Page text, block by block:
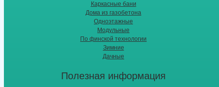
Каркасные бани
Дома из газобетона
Одноэтажные
Модульные
По финской технологии
Зимние
Дачные
Полезная информация